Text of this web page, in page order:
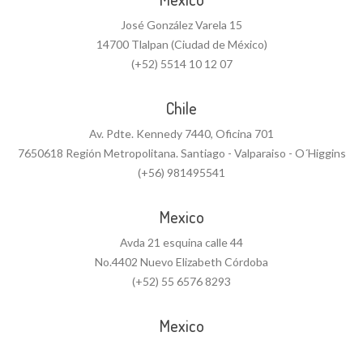
José González Varela 15
14700 Tlalpan (Ciudad de México)
(+52) 5514 10 12 07
Chile
Av. Pdte. Kennedy 7440, Oficina 701
7650618 Región Metropolitana. Santiago - Valparaiso - O´Higgins
(+56) 981495541
Mexico
Avda 21 esquina calle 44
No.4402 Nuevo Elizabeth Córdoba
(+52) 55 6576 8293
Mexico